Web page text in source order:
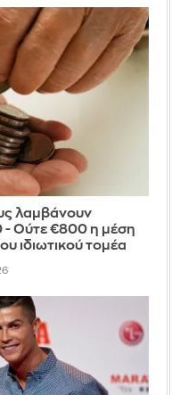
λαμβάνουν
- Ούτε €800 η μέση
ιδιωτικού τομέα